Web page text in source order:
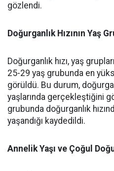
gözlendi.
Doğurganlık Hızının Yaş
Doğurganlık hızı, yaş
25-29 yaş grubunda en
görüldü. Bu durum,
yaşlarında gerçekleştiğini
grubunda doğurganlık
yaşandığı kaydedildi.
Annelik Yaşı ve Çoğul